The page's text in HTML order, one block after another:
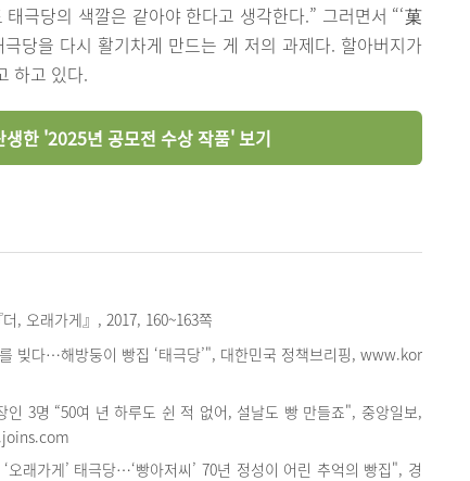
극당의 색깔은 같아야 한다고 생각한다.” 그러면서 “‘菓
당을 다시 활기차게 만드는 게 저의 과제다. 할아버지가
하고 있다.
한 '2025년 공모전 수상 작품' 보기
, 오래가게』, 2017, 160~163쪽
빚다…해방둥이 빵집 ‘태극당’", 대한민국 정책브리핑, www.kor
인 3명 “50여 년 하루도 쉰 적 없어, 설날도 빵 만들죠", 중앙일보,
오래가게’ 태극당…‘빵아저씨’ 70년 정성이 어린 추억의 빵집", 경